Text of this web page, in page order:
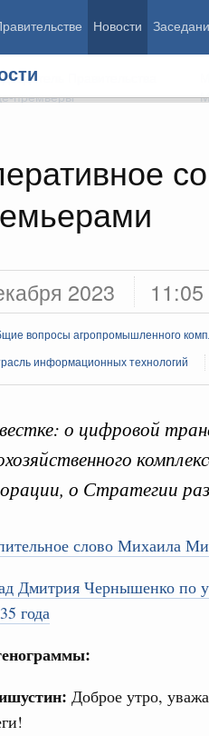
Новости
2023 11:05
вопросы агропромышленного
информационных технологий
о цифровой
о Стратегии
слово Михаила
Дмитрия Чернышенко по
года
Доброе утро,
Правительства
премьеры
Демография
Здоровье
Общество
Государство
программы
5 августа, среда
хозяйство
4,3 тыс.
при участии Фонда
развития территорий.